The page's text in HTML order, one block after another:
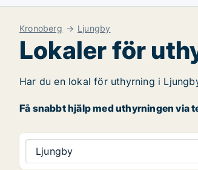
Kronoberg Ljungby
Lokaler för
Har du en lokal för uthyrning i
Få snabbt hjälp med uthyrningen via
Ljungby